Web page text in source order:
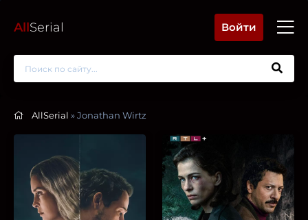
AllSerial Войти
AllSerial » Jonathan Wirtz